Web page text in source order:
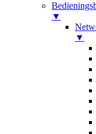
▼
▼